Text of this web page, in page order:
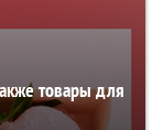
товары для